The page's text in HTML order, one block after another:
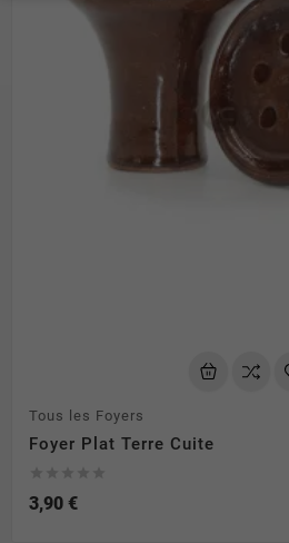
Tous les Foyers
Foyer Plat Terre Cuite
3,90 €